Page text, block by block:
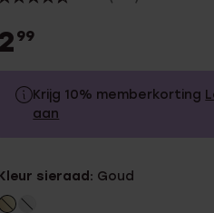
99
Krijg 10% memberkorting
aan
Zonder memberkorting
sieraad: Goud